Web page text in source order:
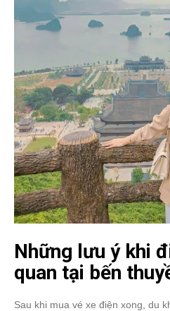
Những lưu ý khi
quan tại bến
Sau khi mua vé xe điện xong, du